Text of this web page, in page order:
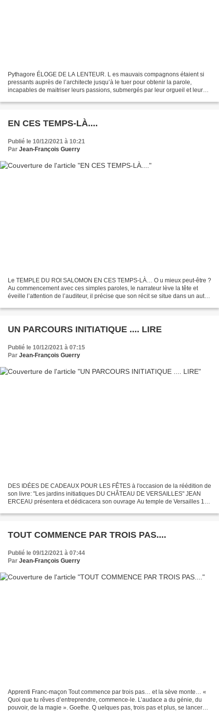
Pythagore ÉLOGE DE LA LENTEUR. L es mauvais compagnons étaient si
pressants auprès de l’architecte jusqu’à le tuer pour obtenir la parole,
incapables de maitriser leurs passions, submergés par leur orgueil et leur
EN CES TEMPS-LÀ....
Publié le 10/12/2021 à 10:21
Par Jean-François Guerry
Le TEMPLE DU ROI SALOMON EN CES TEMPS-LÀ… O u mieux peut-être ?
Au commencement avec ces simples paroles, le narrateur lève la tête et
éveille l’attention de l’auditeur, il précise que son récit se situe dans un autre
UN PARCOURS INITIATIQUE .... LIRE
Publié le 10/12/2021 à 07:15
Par Jean-François Guerry
DES IDÉES DE CADEAUX POUR LES FÊTES à l'occasion de la réédition de
son livre: "Les jardins initiatiques DU CHÂTEAU DE VERSAILLES" JEAN
ERCEAU présentera et dédicacera son ouvrage Au temple de Versailles 19
TOUT COMMENCE PAR TROIS PAS....
Publié le 09/12/2021 à 07:44
Par Jean-François Guerry
Apprenti Franc-maçon Tout commence par trois pas… et la sève monte… «
Quoi que tu rêves d’entreprendre, commence-le. L’audace a du génie, du
pouvoir, de la magie ». Goethe. Q uelques pas, trois pas et plus, se lancer